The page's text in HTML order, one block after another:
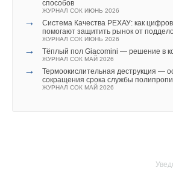
способов
ЖУРНАЛ СОК ИЮНЬ 2026
→
Система Качества РЕХАУ: как
помогают защитить рынок от
ЖУРНАЛ СОК ИЮНЬ 2026
→ Тёплый пол Giacomini — решение в
ЖУРНАЛ СОК МАЙ 2026
→
Термоокислительная деструкция —
сокращения срока службы
ЖУРНАЛ СОК МАЙ 2026
латуни — коррозионно-стойкой
стойкой к вымыванию цинка
получаемой за счёт снижения
поскольку чем его больше, тем она
к коррозионному растрескиванию под
Конкретное содержание цинка, ниже
напряжением не возникает, зависит от
напряжением в аммиачной воде. Для
в неё вводят такие элементы, как